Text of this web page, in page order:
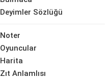
Deyimler Sözlüğü
Noter
Oyuncular
Harita
Zıt Anlamlısı